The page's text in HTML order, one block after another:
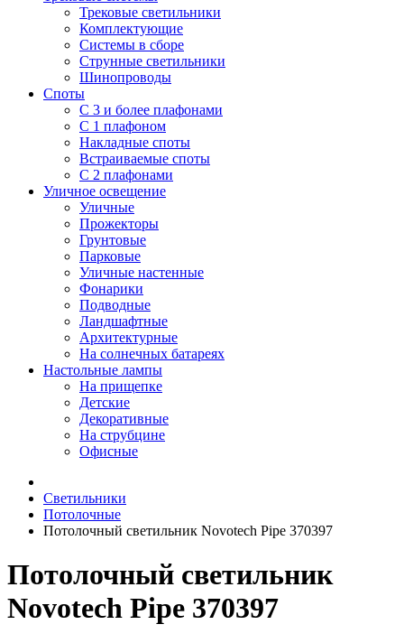
Трековые светильники
Комплектующие
Системы в сборе
Струнные светильники
Шинопроводы
Споты
С 3 и более плафонами
С 1 плафоном
Накладные споты
Встраиваемые споты
С 2 плафонами
Уличное освещение
Уличные
Прожекторы
Грунтовые
Парковые
Уличные настенные
Фонарики
Подводные
Ландшафтные
Архитектурные
На солнечных батареях
Настольные лампы
На прищепке
Детские
Декоративные
На струбцине
Офисные
Светильники
Потолочные
Потолочный светильник Novotech Pipe 370397
Потолочный светильник
Novotech Pipe 370397